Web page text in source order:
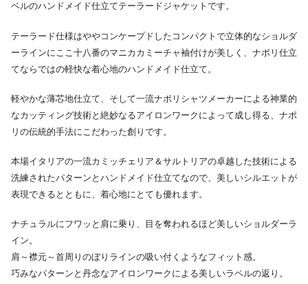
ベルのハンドメイド仕立てテーラードジャケットです。
テーラード仕様はややコンケープドしたコンパクトで立体的なショルダ
ーラインにここ十八番のマニカカミーチャ袖付けが美しく、ナポリ仕立
てならではの軽快な着心地のハンドメイド仕立て。
軽やかな薄芯地仕立て、そして一流ナポリシャツメーカーによる神業的
なカッティング技術と絶妙なるアイロンワークによって成し得る、ナポ
リの伝統的手法にこだわった創りです。
本場イタリアの一流カミッチェリア＆サルトリアの卓越した技術による
洗練されたパターンとハンドメイド仕立てなので、美しいシルエットが
表現できるとともに、着心地にとても優れます。
ナチュラルにフワッと肩に乗り、目を奪われるほど美しいショルダーラ
イン。
肩～襟元～首周りのぼりラインの吸い付くようなフィット感。
巧みなパターンと丹念なアイロンワークによる美しいラペルの返り。